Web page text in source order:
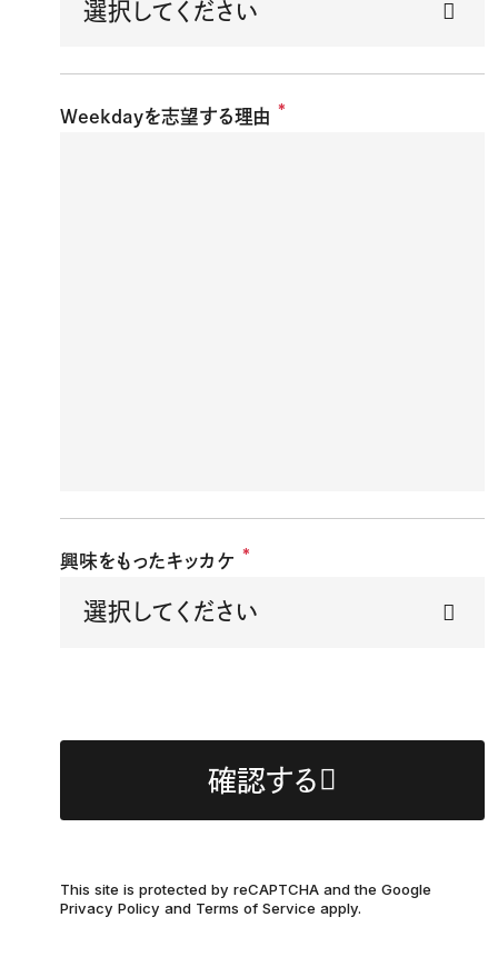
Weekdayを志望する理由 *
興味をもったキッカケ *
確認する
This site is protected by reCAPTCHA and the Google
Privacy Policy and Terms of Service apply.